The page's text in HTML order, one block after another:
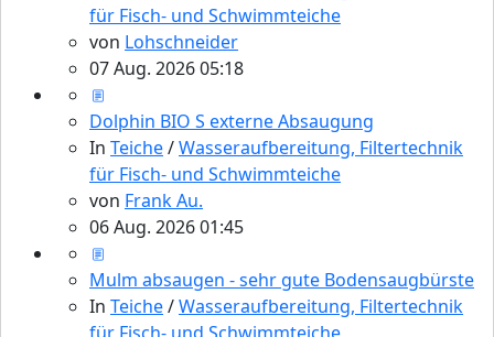
für Fisch- und Schwimmteiche
von Lohschneider
07 Aug. 2026 05:18
Dolphin BIO S externe Absaugung
In Teiche/Wasseraufbereitung, Filtertechnik
für Fisch- und Schwimmteiche
von Frank Au.
06 Aug. 2026 01:45
Mulm absaugen - sehr gute Bodensaugbürste
In Teiche/Wasseraufbereitung, Filtertechnik